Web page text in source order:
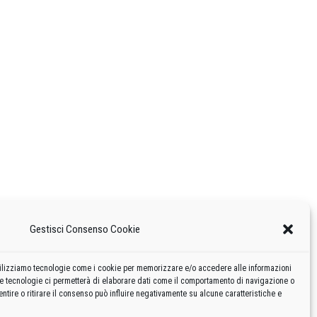
Gestisci Consenso Cookie
tecnologie come i cookie per memorizzare e/o accedere alle informazioni
tecnologie ci permetterà di elaborare dati come il comportamento di navigazione o
o ritirare il consenso può influire negativamente su alcune caratteristiche e